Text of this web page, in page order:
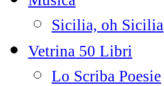
Sicilia, oh Sicilia
Vetrina 50 Libri
Lo Scriba Poesie